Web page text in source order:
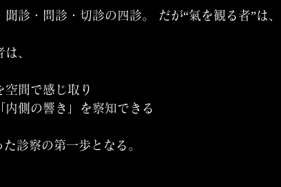
診・問診・切診の四診。 だが“氣を観る者”は、
、
空間で感じ取り
内側の響き」を察知できる
診察の第一歩となる。